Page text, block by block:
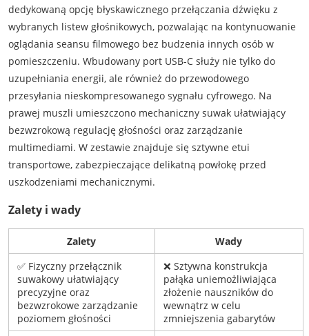
dedykowaną opcję błyskawicznego przełączania dźwięku z
wybranych listew głośnikowych, pozwalając na kontynuowanie
oglądania seansu filmowego bez budzenia innych osób w
pomieszczeniu. Wbudowany port USB-C służy nie tylko do
uzupełniania energii, ale również do przewodowego
przesyłania nieskompresowanego sygnału cyfrowego. Na
prawej muszli umieszczono mechaniczny suwak ułatwiający
bezwzrokową regulację głośności oraz zarządzanie
multimediami. W zestawie znajduje się sztywne etui
transportowe, zabezpieczające delikatną powłokę przed
uszkodzeniami mechanicznymi.
Zalety i wady
Zalety
Wady
✅ Fizyczny przełącznik
suwakowy ułatwiający
precyzyjne oraz
bezwzrokowe zarządzanie
poziomem głośności
❌ Sztywna konstrukcja
pałąka uniemożliwiająca
złożenie nauszników do
wewnątrz w celu
zmniejszenia gabarytów